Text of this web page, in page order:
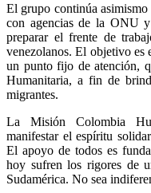
El grupo continúa
con agencias de la ONU y
preparar el frente de
venezolanos. El objetivo es
un punto fijo de atención,
Humanitaria, a fin de
migrantes.
La Misión Colombia
manifestar el espíritu
El apoyo de todos es
hoy sufren los rigores de
Sudamérica. No sea